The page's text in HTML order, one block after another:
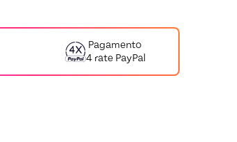
Pagamento
4 rate PayPal